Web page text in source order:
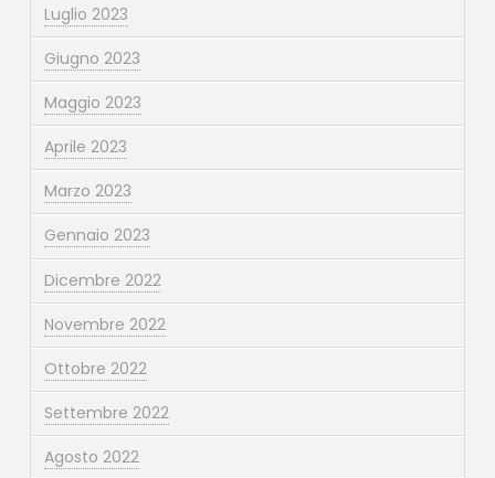
Luglio 2023
Giugno 2023
Maggio 2023
Aprile 2023
Marzo 2023
Gennaio 2023
Dicembre 2022
Novembre 2022
Ottobre 2022
Settembre 2022
Agosto 2022